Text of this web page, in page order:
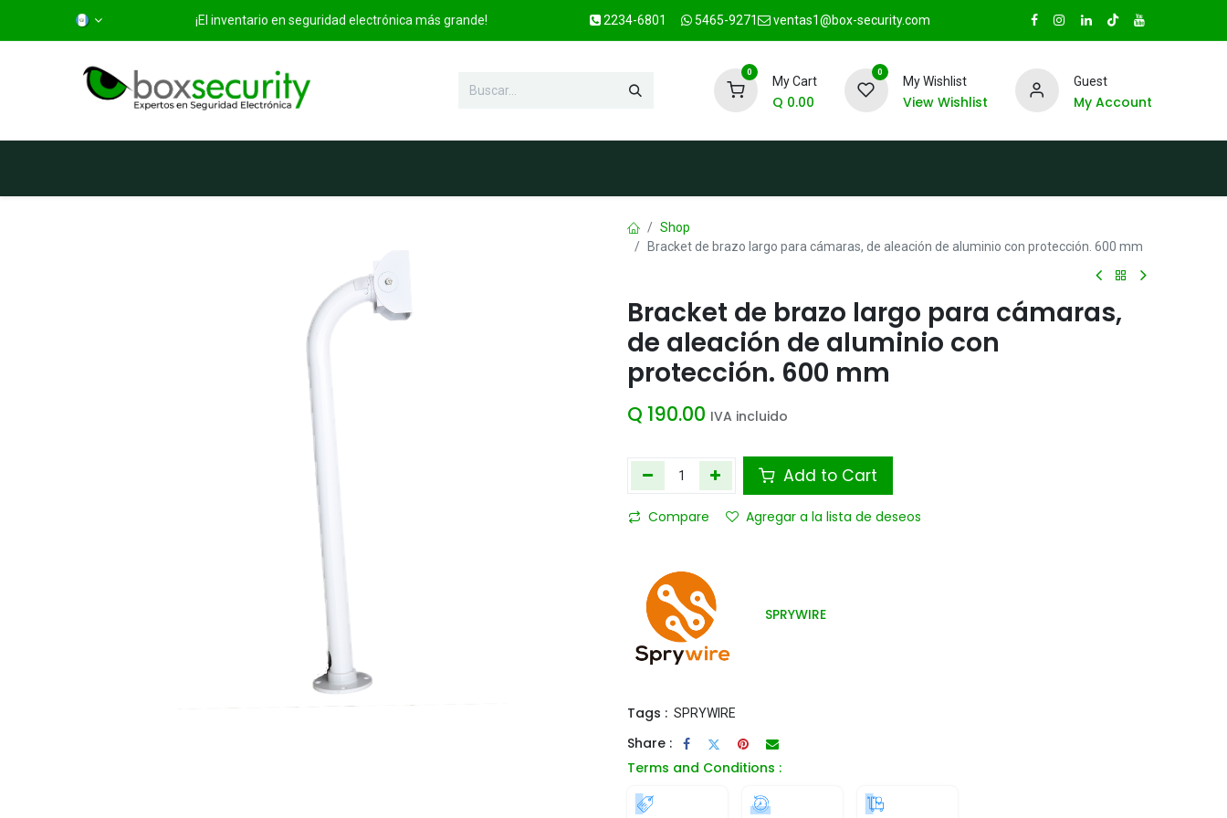
¡El inventario en seguridad electrónica más grande! 2234-6801 5465-9271 ventas1@box-security.com
0
My Cart
Q 0.00
0
My Wishlist
View Wishlist
Guest
My Account
Shop
Bracket de brazo largo para cámaras, de aleación de aluminio con protección. 600 mm
Bracket de brazo largo para cámaras,
de aleación de aluminio con
protección. 600 mm
Q 190.00 IVA incluido
Add to Cart
Compare Agregar a la lista de deseos
SPRYWIRE
Tags : SPRYWIRE
Share :
Terms and Conditions :